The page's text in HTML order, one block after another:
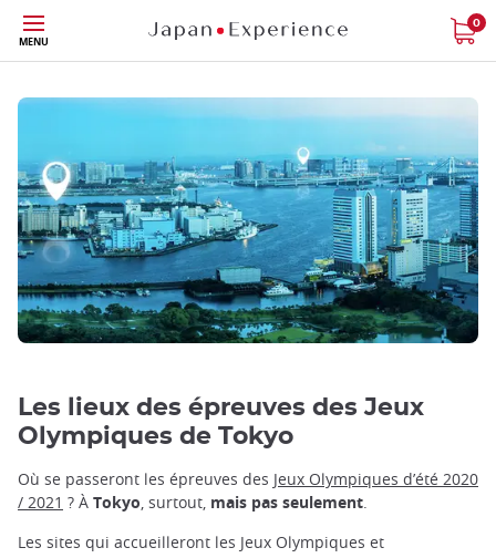
Skip
to
main
content
MENU
0
Les lieux des épreuves des Jeux
Olympiques de Tokyo
Où se passeront les épreuves des Jeux Olympiques d’été 2020
/ 2021 ? À Tokyo, surtout, mais pas seulement.
Les sites qui accueilleront les Jeux Olympiques et